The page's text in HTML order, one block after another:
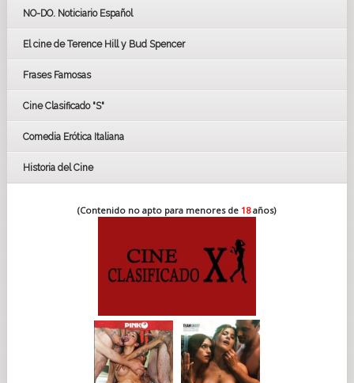
GOYAS
BAFTA
NO-DO. Noticiario Español
El cine de Terence Hill y Bud Spencer
Frases Famosas
Cine Clasificado "S"
Comedia Erótica Italiana
Historia del Cine
(Contenido no apto para menores de 18años)